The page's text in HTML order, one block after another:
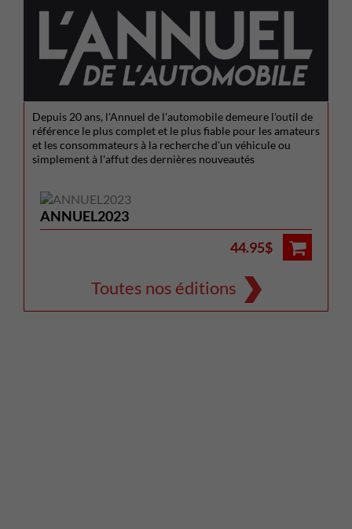
Depuis 20 ans, l'Annuel de l'automobile demeure l'outil de
référence le plus complet et le plus fiable pour les amateurs
et les consommateurs à la recherche d'un véhicule ou
simplement à l'affut des dernières nouveautés
ANNUEL2023
44.95$
Toutes nos éditions